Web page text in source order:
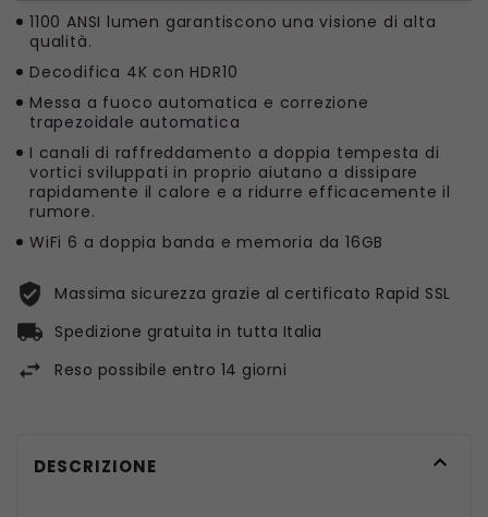
1100 ANSI lumen garantiscono una visione di alta
qualità.
Decodifica 4K con HDR10
Messa a fuoco automatica e correzione
trapezoidale automatica
I canali di raffreddamento a doppia tempesta di
vortici sviluppati in proprio aiutano a dissipare
rapidamente il calore e a ridurre efficacemente il
rumore.
WiFi 6 a doppia banda e memoria da 16GB
Massima sicurezza grazie al certificato Rapid SSL
Spedizione gratuita in tutta Italia
Reso possibile entro 14 giorni
DESCRIZIONE 